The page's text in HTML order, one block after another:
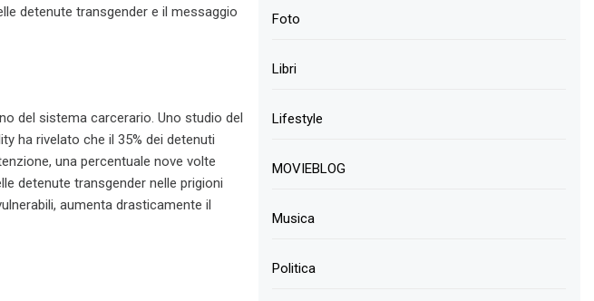
detenute transgender e il messaggio
del sistema carcerario. Uno studio del
ha rivelato che il 35% dei detenuti
una percentuale nove volte
detenute transgender nelle prigioni
aumenta drasticamente il
Foto
Libri
Lifestyle
MOVIEBLOG
Musica
Politica